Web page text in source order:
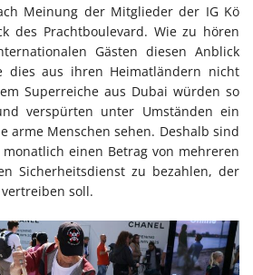
Meinung der Mitglieder der IG Kö
des Prachtboulevard. Wie zu hören
Gästen diesen Anblick
dies aus ihren Heimatländern nicht
Superreiche aus Dubai würden so
verspürten unter Umständen ein
arme Menschen sehen. Deshalb sind
einen Betrag von mehreren
Sicherheitsdienst zu bezahlen, der
soll.